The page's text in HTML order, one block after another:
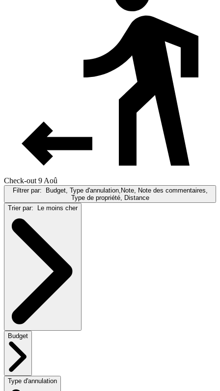
Check-out 9 Aoû
Filtrer par:
Budget, Type d'annulation,Note, Note des commentaires,
Type de propriété, Distance
Trier par:
Le moins cher
Budget
Type d'annulation